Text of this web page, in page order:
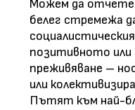
Можем да
белег стремежа
позитивното или
преживяване –
или
Пътят към най-